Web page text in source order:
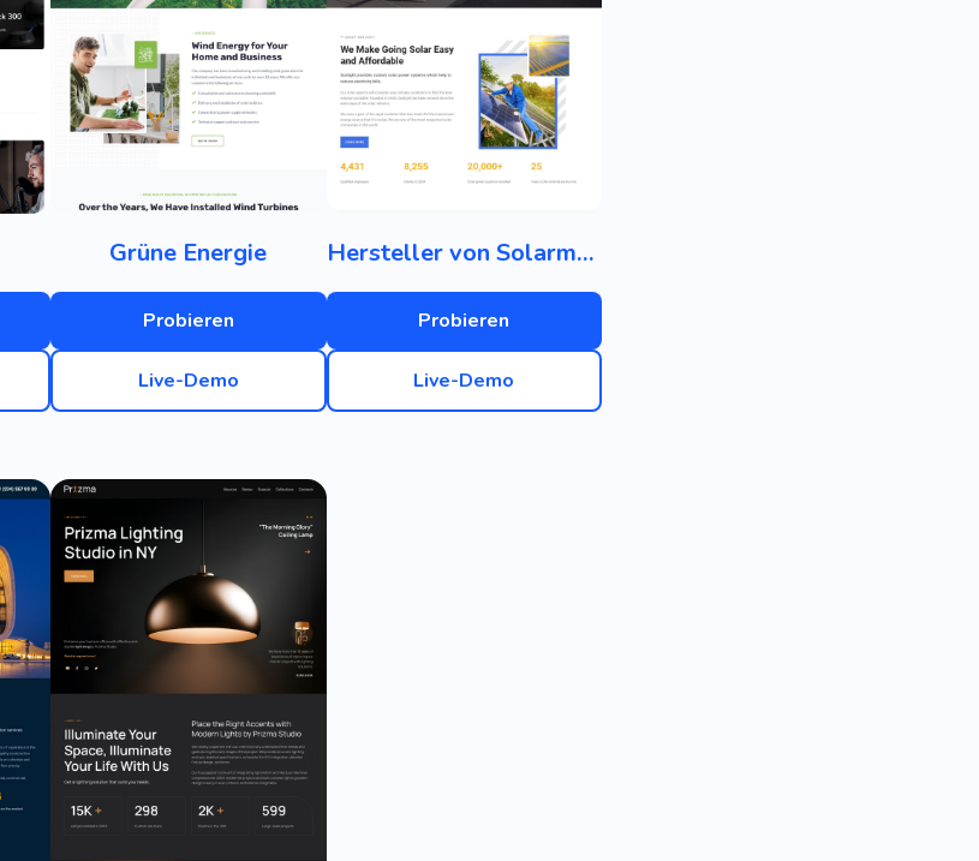
Grüne Energie
Probieren
Live-Demo
Hersteller von Solarmodulen
Probieren
Live-Demo